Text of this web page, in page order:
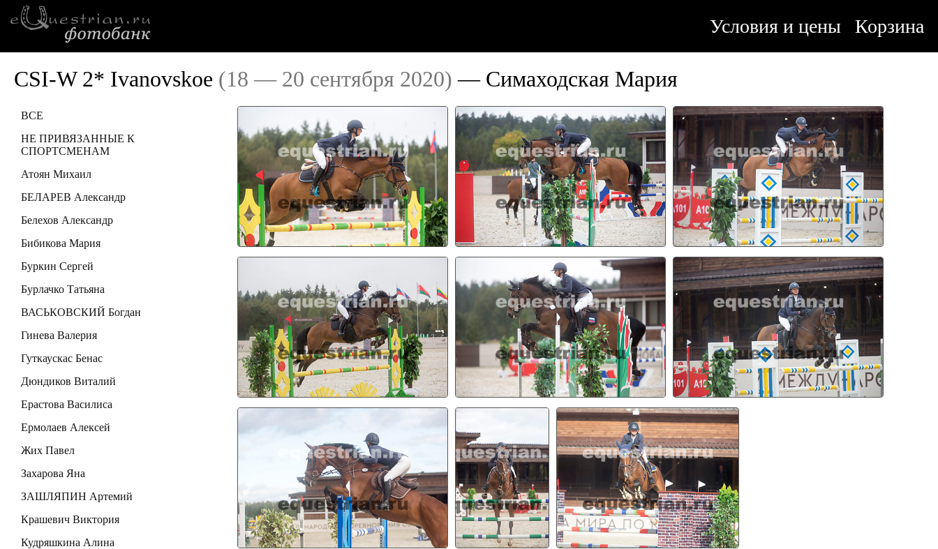
Корзина
Условия и цены
CSI-W 2* Ivanovskoe (18 — 20 сентября 2020) — Симаходская Мария
ВСЕ
НЕ ПРИВЯЗАННЫЕ К
СПОРТСМЕНАМ
Атоян Михаил
БЕЛАРЕВ Александр
Белехов Александр
Бибикова Мария
Буркин Сергей
Бурлачко Татьяна
ВАСЬКОВСКИЙ Богдан
Гинева Валерия
Гуткаускас Бенас
Дюндиков Виталий
Ерастова Василиса
Ермолаев Алексей
Жих Павел
Захарова Яна
ЗАШЛЯПИН Артемий
Крашевич Виктория
Кудряшкина Алина